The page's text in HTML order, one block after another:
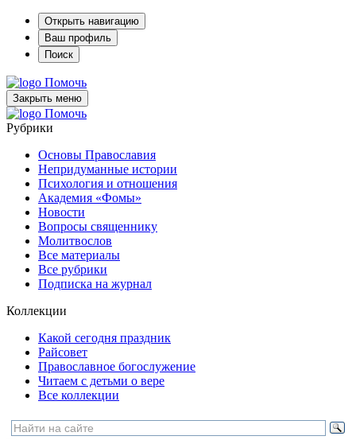
Открыть навигацию
Ваш профиль
Поиск
Помочь
Закрыть меню
Помочь
Рубрики
Основы Православия
Непридуманные истории
Психология и отношения
Академия «Фомы»
Новости
Вопросы священнику
Молитвослов
Все материалы
Все рубрики
Подписка на журнал
Коллекции
Какой сегодня праздник
Райсовет
Православное богослужение
Читаем с детьми о вере
Все коллекции